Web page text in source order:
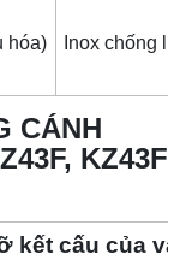
hóa) Inox chống
CÁNH
KZ43F
kết cấu của